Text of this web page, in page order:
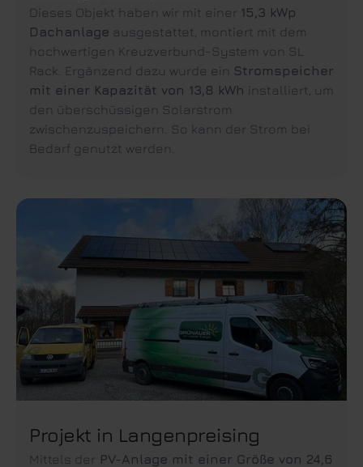
Dieses Objekt haben wir mit einer 15,3 kWp
Dachanlage ausgestattet, montiert mit dem
hochwertigen Kreuzverbund-System von SL
Rack. Ergänzend dazu wurde ein Stromspeicher
mit einer Kapazität von 13,8 kWh installiert, um
den überschüssigen Solarstrom
zwischenzuspeichern. So kann der Strom bei
Bedarf genutzt werden.
Projekt in Langenpreising
Mittels der PV-Anlage mit einer Größe von 24,6